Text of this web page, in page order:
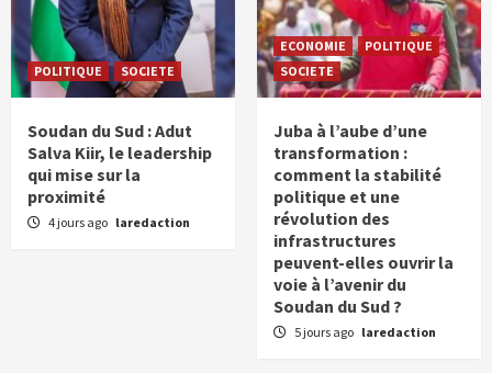
POLITIQUE SOCIETE
Soudan du Sud : Adut
Salva Kiir, le leadership
qui mise sur la
proximité
4 jours ago laredaction
ECONOMIE
POLITIQUE
SOCIETE
Juba à l’aube d’une
transformation :
comment la stabilité
politique et une
révolution des
infrastructures
peuvent-elles ouvrir la
voie à l’avenir du
Soudan du Sud ?
5 jours ago laredaction